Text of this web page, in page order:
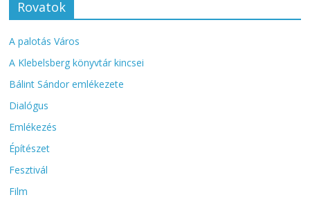
Rovatok
A palotás Város
A Klebelsberg könyvtár kincsei
Bálint Sándor emlékezete
Dialógus
Emlékezés
Építészet
Fesztivál
Film